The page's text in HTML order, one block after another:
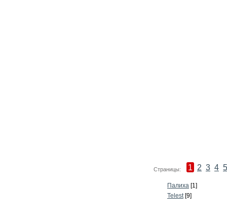
Страницы: 1 2 3 4 5
Палиха [1]
Telest[9]